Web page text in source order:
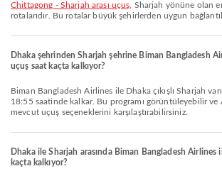
Chittagong - Sharjah arası uçuş , Sharjah yönüne olan
rotalarıdır. Bu rotalar büyük şehirlerden uygun
Dhaka şehrinden Sharjah şehrine Biman Bangladesh
uçuş saat kaçta kalkıyor?
Biman Bangladesh Airlines ile Dhaka çıkışlı Sharjah varışlı en erken uçuş
18:55 saatinde kalkar. Bu programı görüntüleyebilir ve
mevcut uçuş seçeneklerini karşılaştırabilirsiniz.
Dhaka ile Sharjah arasında Biman Bangladesh Airlines
kaçta kalkıyor?